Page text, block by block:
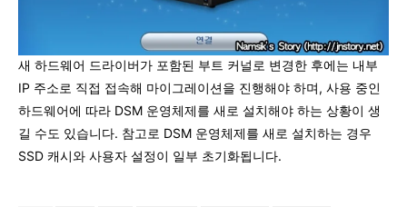
새 하드웨어 드라이버가 포함된 부트 커널로 변경한 후에는 내부
IP 주소로 직접 접속해 마이그레이션을 진행해야 하며, 사용 중인
하드웨어에 따라 DSM 운영체제를 새로 설치해야 하는 상황이 생
길 수도 있습니다. 참고로 DSM 운영체제를 새로 설치하는 경우
SSD 캐시와 사용자 설정이 일부 초기화됩니다.